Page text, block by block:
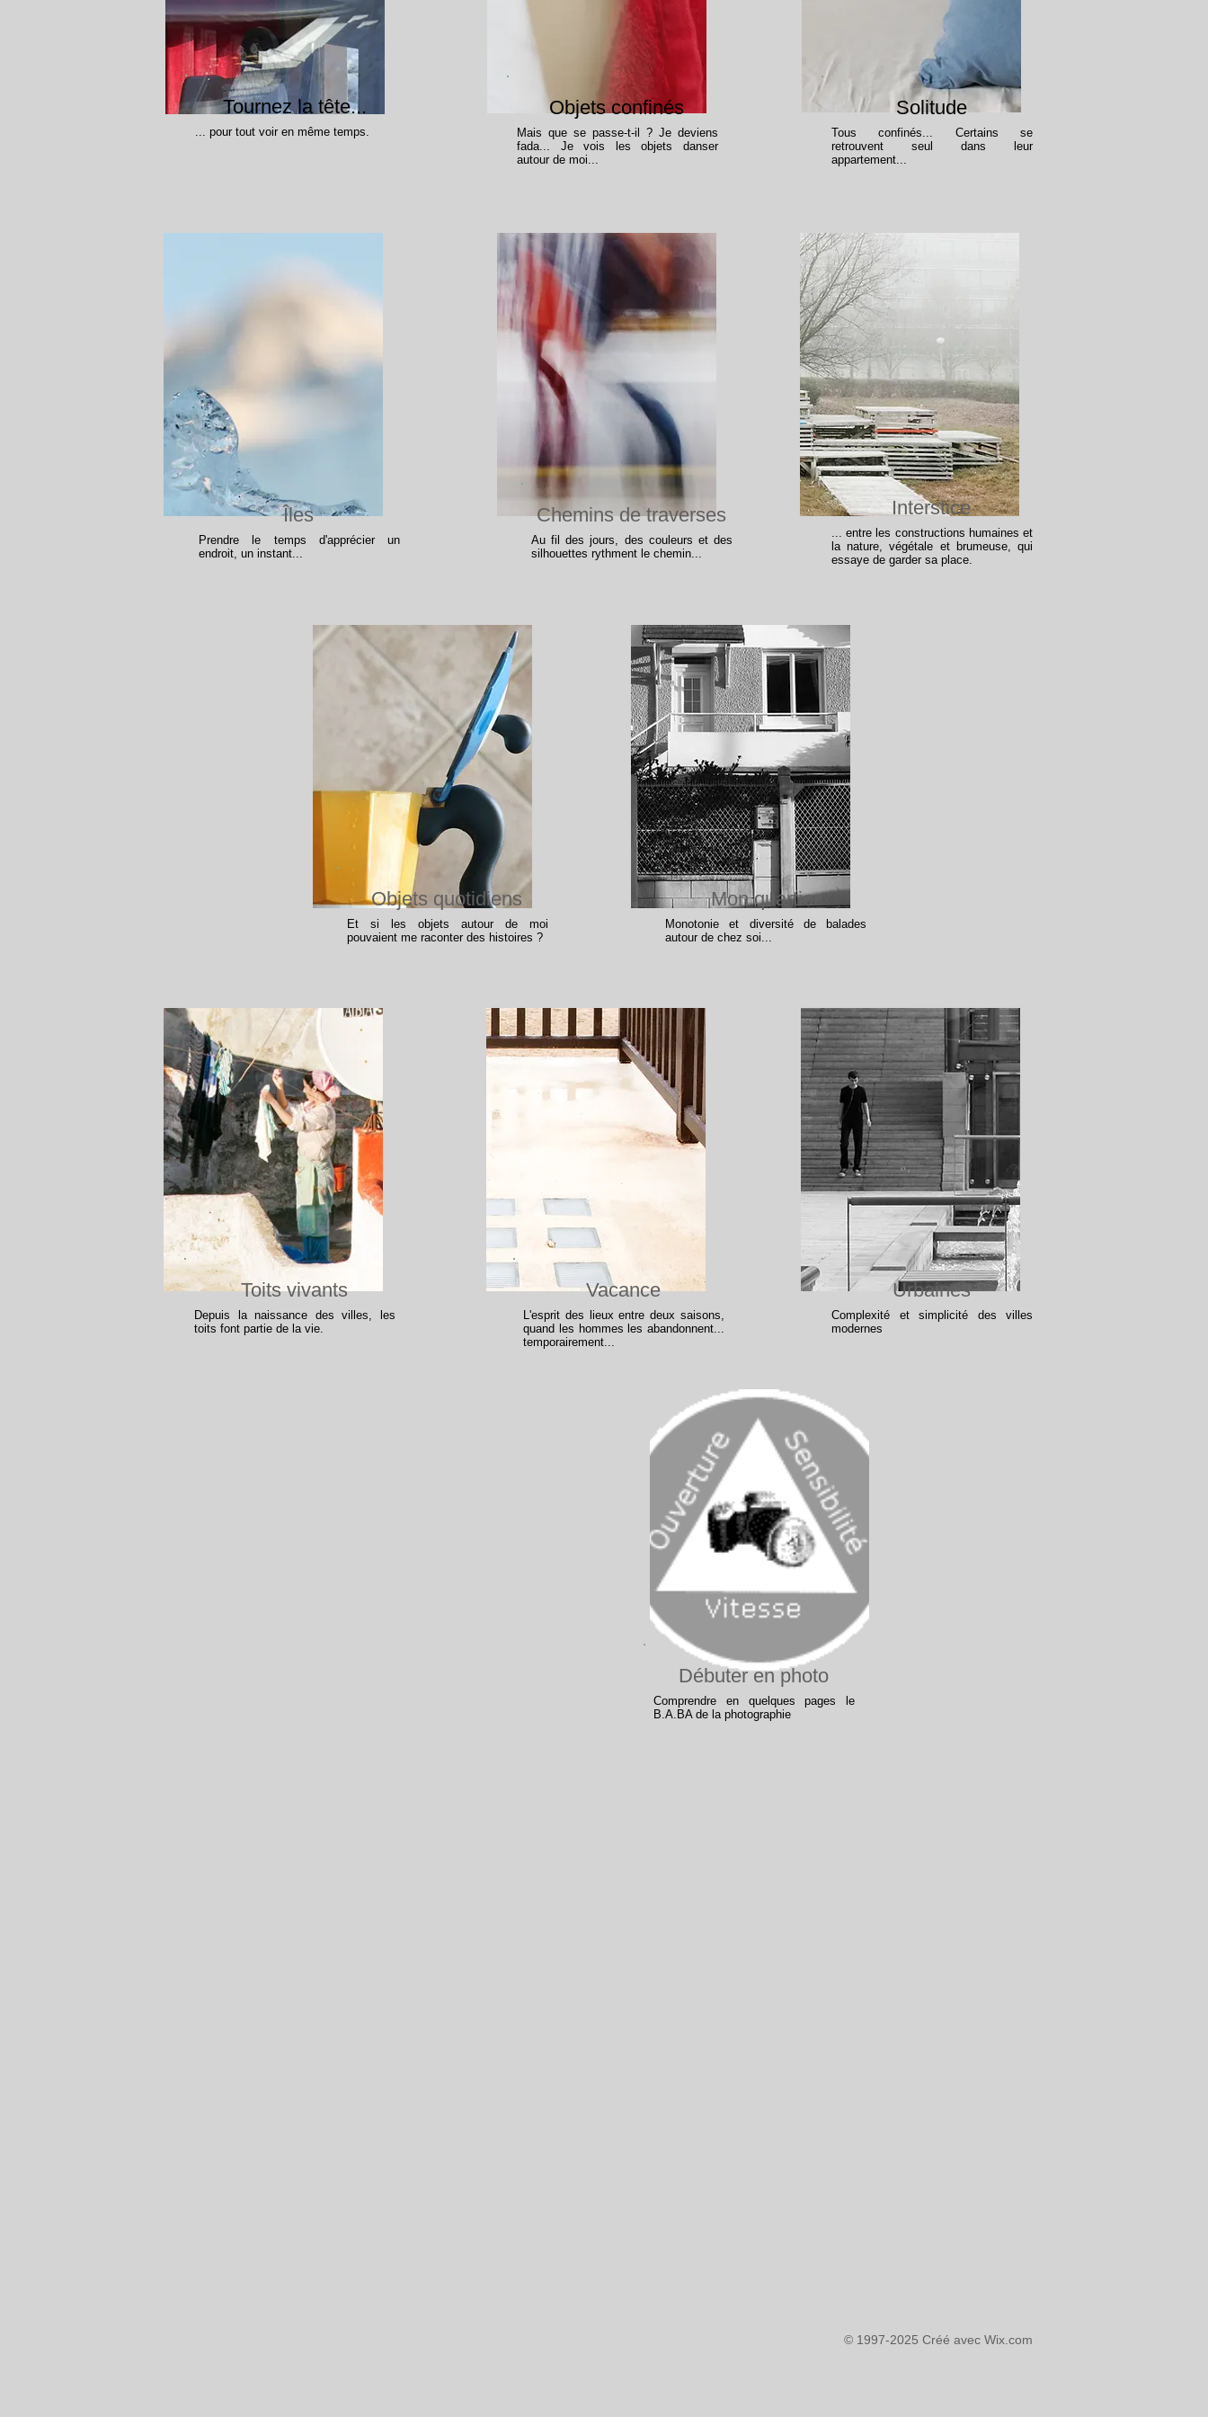
Tournez la tête...
... pour tout voir en même temps.
Objets confinés
Mais que se passe-t-il ? Je deviens
fada... Je vois les objets danser
autour de moi...
Solitude
Tous confinés... Certains se
retrouvent seul dans leur
appartement...
Îles
Prendre le temps d'apprécier un
endroit, un instant...
Chemins de traverses
Au fil des jours, des couleurs et des
silhouettes rythment le chemin...
Interstice
... entre les constructions humaines et
la nature, végétale et brumeuse, qui
essaye de garder sa place.
Objets quotidiens
Et si les objets autour de moi
pouvaient me raconter des histoires ?
Mon quartier
Monotonie et diversité de balades
autour de chez soi...
Toits vivants
Depuis la naissance des villes, les
toits font partie de la vie.
Vacance
L'esprit des lieux entre deux saisons,
quand les hommes les abandonnent...
temporairement...
Urbaines
Complexité et simplicité des villes
modernes
Débuter en photo
Comprendre en quelques pages le
B.A.BA de la photographie
© 1997-2025 Créé avec Wix.com